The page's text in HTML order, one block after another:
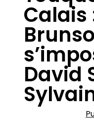
Calais
David